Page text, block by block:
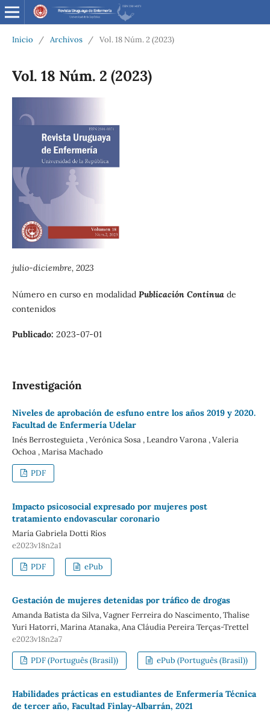
Inicio / Archivos / Vol. 18 Núm. 2 (2023)
Vol. 18 Núm. 2 (2023)
julio-diciembre, 2023
Número en curso en modalidad Publicación Continua de
contenidos
Publicado: 2023-07-01
Investigación
Niveles de aprobación de esfuno entre los años 2019 y 2020.
Facultad de Enfermería Udelar
Inés Berrosteguieta , Verónica Sosa , Leandro Varona , Valeria
Ochoa , Marisa Machado
PDF
Impacto psicosocial expresado por mujeres post
tratamiento endovascular coronario
María Gabriela Dotti Ríos
e2023v18n2a1
PDF ePub
Gestación de mujeres detenidas por tráfico de drogas
Amanda Batista da Silva, Vagner Ferreira do Nascimento, Thalise
Yuri Hatorri, Marina Atanaka, Ana Cláudia Pereira Terças-Trettel
e2023v18n2a7
PDF (Português (Brasil)) ePub (Português (Brasil))
Habilidades prácticas en estudiantes de Enfermería Técnica
de tercer año, Facultad Finlay-Albarrán, 2021